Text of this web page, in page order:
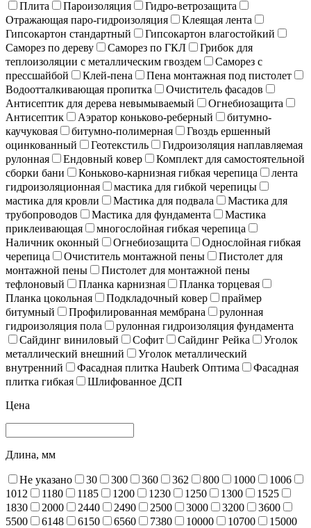
Плита Пароизоляция
Гидро-ветрозащита
Отражающая паро-гидроизоляция
Клеящая лента
Гипсокартон стандартный
Гипсокартон влагостойкий
Саморез по дереву
Саморез по ГКЛ
Грибок для
теплоизоляции с металлическим гвоздем
Саморез с
прессшайбой
Клей-пена
Пена монтажная под пистолет
Водоотталкивающая пропитка
Очиститель фасадов
Антисептик для дерева невымываемый
Огнебиозащита
Антисептик
Аэратор коньково-реберный
битумно-
каучуковая
битумно-полимерная
Гвоздь ершенный
оцинкованный
Геотекстиль
Гидроизоляция наплавляемая
рулонная
Ендовный ковер
Комплект для самостоятельной
сборки бани
Коньково-карнизная гибкая черепица
лента
гидроизоляционная
мастика для гибкой черепицы
мастика для кровли
Мастика для подвала
Мастика для
трубопроводов
Мастика для фундамента
Мастика
приклеивающая
многослойная гибкая черепица
Наличник оконный
Огнебиозащита
Однослойная гибкая
черепица
Очиститель монтажной пены
Пистолет для
монтажной пены
Пистолет для монтажной пены
тефлоновый
Планка карнизная
Планка торцевая
Планка цокольная
Подкладочный ковер
праймер
битумный
Профилированная мембрана
рулонная
гидроизоляция пола
рулонная гидроизоляция фундамента
Сайдинг виниловый
Софит Сайдинг Рейка
Уголок
металлический внешний
Уголок металлический
внутренний
Фасадная плитка Hauberk Оптима
Фасадная
плитка гибкая
Шлифованное ДСП
Цена
Длина, мм
Не указано 30 300 360 362 800 1000
1006
1012
1180 1185 1200 1230 1250 1300
1525
1830
2000 2440 2490 2500 3000 3200
3600
5500
6148 6150 6560 7380 10000 10700
15000